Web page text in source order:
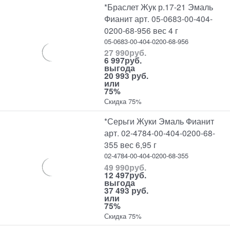
*Браслет Жук р.17-21 Эмаль
Фианит арт. 05-0683-00-404-
0200-68-956 вес 4 г
05-0683-00-404-0200-68-956
27 990руб.
6 997руб.
выгода
20 993 руб.
или
75%
Скидка 75%
*Серьги Жуки Эмаль Фианит
арт. 02-4784-00-404-0200-68-
355 вес 6,95 г
02-4784-00-404-0200-68-355
49 990руб.
12 497руб.
выгода
37 493 руб.
или
75%
Скидка 75%